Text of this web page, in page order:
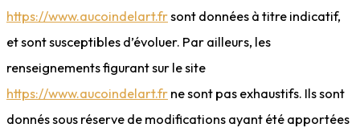
https://www.aucoindelart.frsont données à titre indicatif,
et sont susceptibles d’évoluer. Par ailleurs, les
renseignements figurant sur le site
https://www.aucoindelart.fr ne sont pas exhaustifs. Ils sont
donnés sous réserve de modifications ayant été apportées